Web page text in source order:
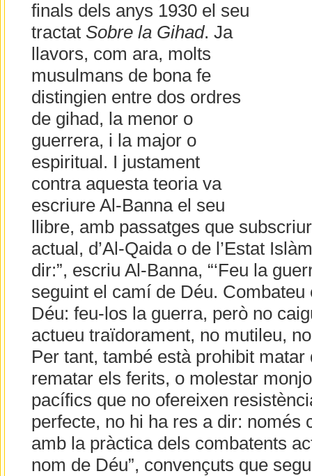
finals dels anys 1930 el seu
tractat Sobre la Gihad. Ja
llavors, com ara, molts
musulmans de bona fe
distingien entre dos ordres
de gihad, la menor o
guerrera, i la major o
espiritual. I justament
contra aquesta teoria va
escriure Al-Banna el seu
llibre, amb passatges que
actual, d’Al-Qaida o de l’Estat
dir:”, escriu Al-Banna, “‘Feu la
seguint el camí de Déu. Combateu
Déu: feu-los la guerra, però no
actueu traïdorament, no mutileu,
Per tant, també està prohibit
rematar els ferits, o molestar
pacífics que no ofereixen
perfecte, no hi ha res a dir: només
amb la pràctica dels combatents
nom de Déu”, convençuts que